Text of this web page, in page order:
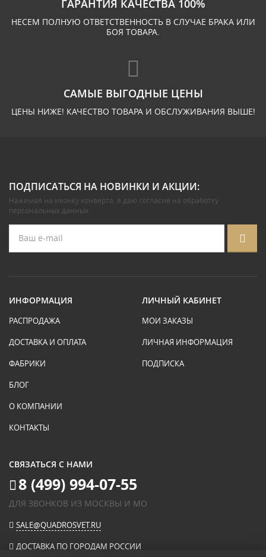
ГАРАНТИЯ КАЧЕСТВА 100%
НЕСЕМ ПОЛНУЮ ОТВЕТСТВЕННОСТЬ В СЛУЧАЕ БРАКА ИЛИ
БОЯ ТОВАРА.
САМЫЕ ВЫГОДНЫЕ ЦЕНЫ
ЦЕНЫ НИЖЕ! КАЧЕСТВО ТОВАРА И ОБСЛУЖИВАНИЯ ВЫШЕ!
ПОДПИСАТЬСЯ НА НОВИНКИ И АКЦИИ:
Нажимая на иконку конверта, я даю согласие на обработку
персональных данных.
ИНФОРМАЦИЯ
РАСПРОДАЖА
ДОСТАВКА И ОПЛАТА
ФАБРИКИ
БЛОГ
О КОМПАНИИ
КОНТАКТЫ
ЛИЧНЫЙ КАБИНЕТ
МОИ ЗАКАЗЫ
ЛИЧНАЯ ИНФОРМАЦИЯ
ПОДПИСКА
СВЯЗАТЬСЯ С НАМИ
8 (499) 994-07-55
ДЛЯ ЗВОНКОВ ИЗ МОСКВЫ И МО
SALE@QUADROSVET.RU
ДОСТАВКА ПО ГОРОДАМ РОССИИ